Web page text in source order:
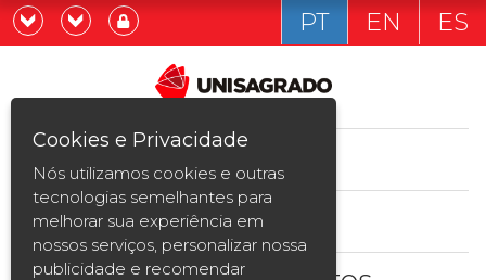
Graduação
Pós-graduação e MBA
Curta Duração
Já sou estudande
Quero ser estudante
PT EN ES
ESTUDE AQUI
Cookies e Privacidade
Nós utilizamos cookies e outras
tecnologias semelhantes para
melhorar sua experiência em
nossos serviços, personalizar nossa
publicidade e recomendar